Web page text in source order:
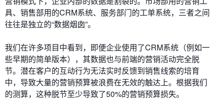
具、销售部用的CRM系统、服务部门的工单系统，三者之间
往往是独立的“数据烟囱”。
我们在许多项目中看到，即便企业使用了CRM系统（例如一
些早期的简单版本），其数据也与前端的营销活动完全脱
节。潜在客户的互动行为无法实时反馈到销售线索的培育
中，导致大量的营销预算被浪费在无效的触达上。根据我们
的测算，这种脱节至少导致了50%的营销预算损失。